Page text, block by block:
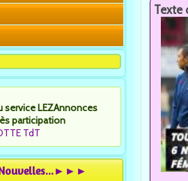
service LEZAnnonces
participation
TdT
Nouvelles...►►►
Texte